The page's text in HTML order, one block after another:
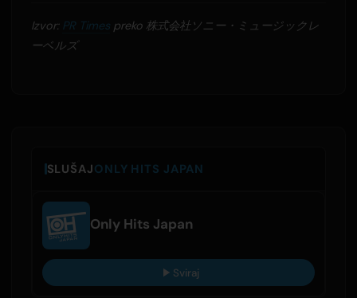
Izvor: PR Timespreko 株式会社ソニー・ミュージックレ
ーベルズ
SLUŠAJONLY HITS JAPAN
Only Hits Japan
Sviraj